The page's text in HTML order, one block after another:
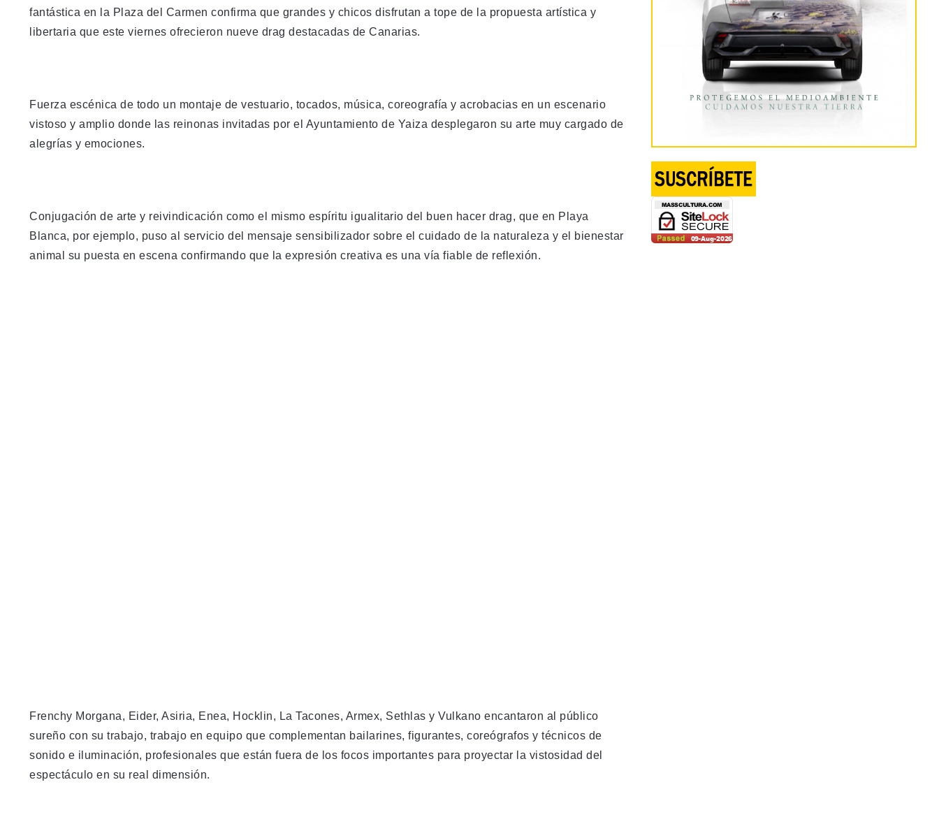
fantástica en la Plaza del Carmen confirma que grandes y chicos disfrutan a tope de la propuesta artística y
libertaria que este viernes ofrecieron nueve drag destacadas de Canarias.
Fuerza escénica de todo un montaje de vestuario, tocados, música, coreografía y acrobacias en un escenario
vistoso y amplio donde las reinonas invitadas por el Ayuntamiento de Yaiza desplegaron su arte muy cargado de
alegrías y emociones.
Conjugación de arte y reivindicación como el mismo espíritu igualitario del buen hacer drag, que en Playa
Blanca, por ejemplo, puso al servicio del mensaje sensibilizador sobre el cuidado de la naturaleza y el bienestar
animal su puesta en escena confirmando que la expresión creativa es una vía fiable de reflexión.
Frenchy Morgana, Eider, Asiria, Enea, Hocklin, La Tacones, Armex, Sethlas y Vulkano encantaron al público
sureño con su trabajo, trabajo en equipo que complementan bailarines, figurantes, coreógrafos y técnicos de
sonido e iluminación, profesionales que están fuera de los focos importantes para proyectar la vistosidad del
espectáculo en su real dimensión.